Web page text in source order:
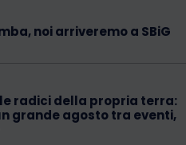
noi arriveremo a SBiG
radici della propria terra:
grande agosto tra eventi,